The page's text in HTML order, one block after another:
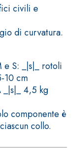
civili e
di curvatura.
e S: _|s|_ rotoli
10 cm
_|s|_ 4,5 kg
componente è
collo.
spessore in
interni.